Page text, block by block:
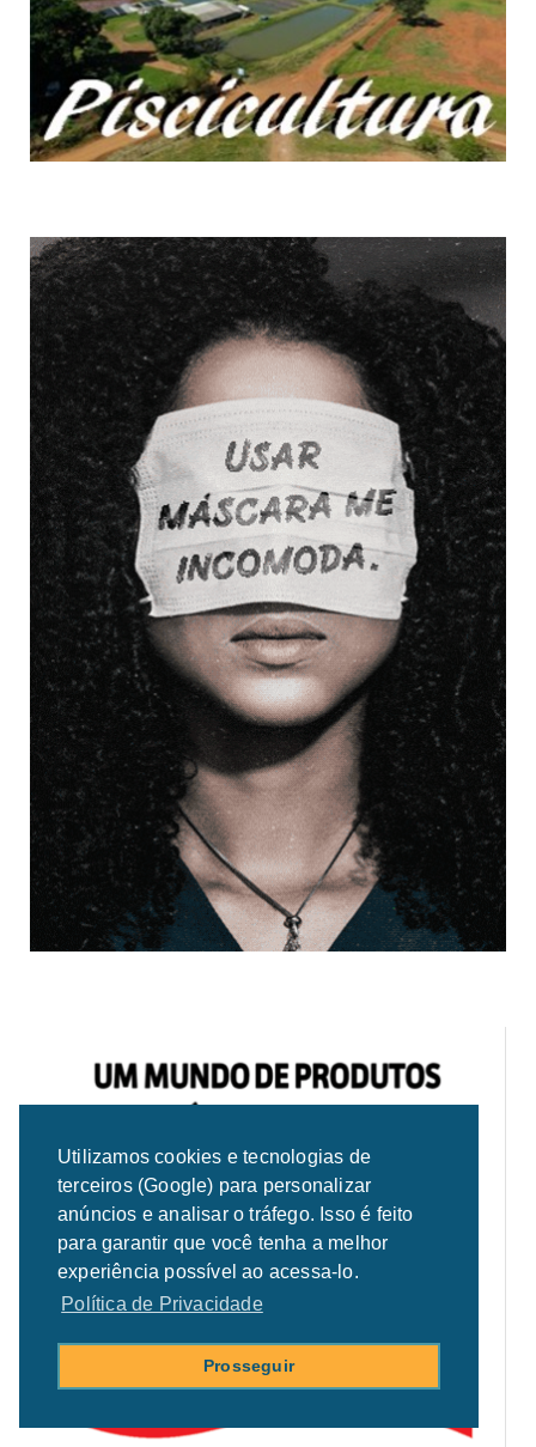
Utilizamos cookies e tecnologias de
terceiros (Google) para personalizar
anúncios e analisar o tráfego. Isso é feito
para garantir que você tenha a melhor
experiência possível ao acessa-lo.
Política de Privacidade
Prosseguir